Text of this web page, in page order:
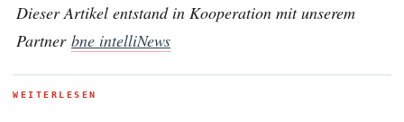
Dieser Artikel entstand in Kooperation mit unserem
Partner bne intelliNews
WEITERLESEN